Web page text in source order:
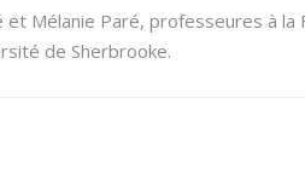
Mélanie Paré, professeures à
de Sherbrooke.